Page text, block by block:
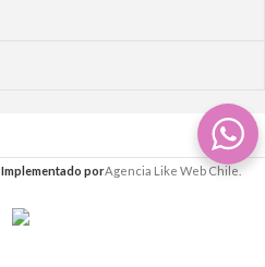
Implementado porAgencia Like Web Chile.